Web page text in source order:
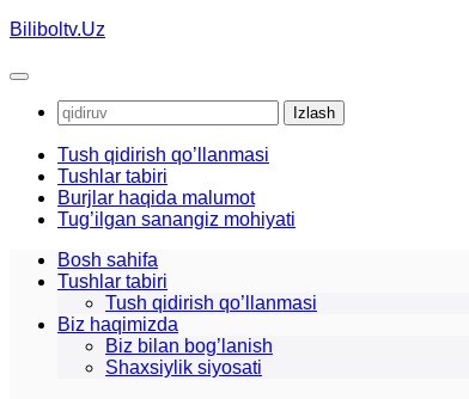
Skip
content
Biliboltv.Uz
Qidirshish:
Tush qidirish qo’llanmasi
Tushlar tabiri
Burjlar haqida malumot
Tug’ilgan sanangiz mohiyati
Bosh sahifa
Tushlar tabiri
Tush qidirish qo’llanmasi
Biz haqimizda
Biz bilan bog’lanish
Shaxsiylik siyosati